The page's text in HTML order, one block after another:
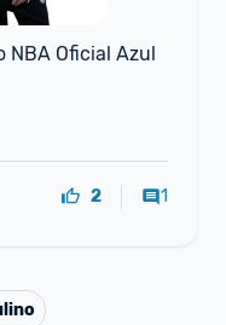
NBA Oficial Azul
2 1